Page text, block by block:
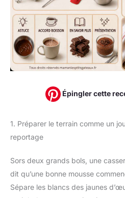
Épingler cette
1. Préparer le terrain comme un
reportage
Sors deux grands bols, une
dit qu’une bonne mousse
Sépare les blancs des jaunes